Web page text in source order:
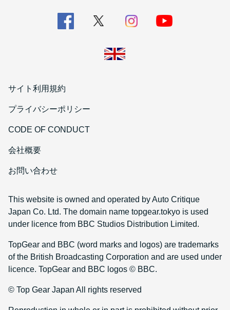
サイト利用規約
プライバシーポリシー
CODE OF CONDUCT
会社概要
お問い合わせ
This website is owned and operated by Auto Critique
Japan Co. Ltd. The domain name topgear.tokyo is used
under licence from BBC Studios Distribution Limited.
TopGear and BBC (word marks and logos) are trademarks
of the British Broadcasting Corporation and are used under
licence. TopGear and BBC logos © BBC.
© Top Gear Japan All rights reserved